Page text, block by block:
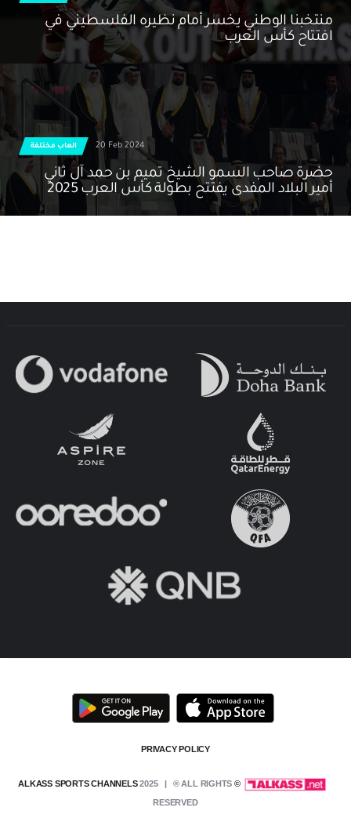
منتخبنا الوطني يخسر أمام نظيره الفلسطيني في
افتتاح كأس العرب
العاب مختلفة 20 Feb 2024
حضرة صاحب السمو الشيخ تميم بن حمد آل ثاني
أمير البلاد المفدى يفتتح بطولة كأس العرب 2025
PRIVACY POLICY
© ALKASS SPORTS CHANNELS
2025 | ® ALL RIGHTS
RESERVED